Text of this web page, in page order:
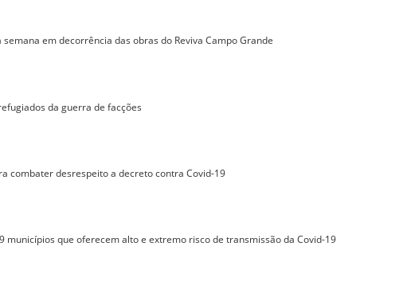
em decorrência das obras do Reviva Campo Grande
da guerra de facções
combater desrespeito a decreto contra Covid-19
municípios que oferecem alto e extremo risco de transmissão da Covid-19